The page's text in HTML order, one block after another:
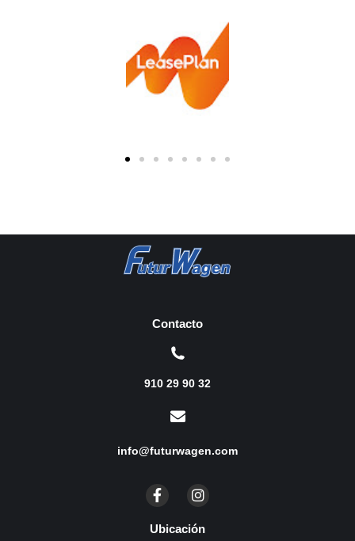
Contacto
910 29 90 32
info@futurwagen.com
Ubicación